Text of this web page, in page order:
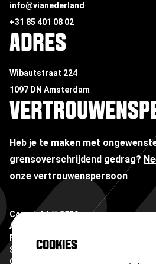
COOKIES
info@vianederland
+31 85 401 08 02
ADRES
Wibautstraat 224
1097 DN Amsterdam
Heb je te maken met
grensoverschrijdend gedrag?
onze vertrouwenspersoon
Copyright ©2026
Algemene voorwaarden
Privacyverklaring
Sitemap
Cookies